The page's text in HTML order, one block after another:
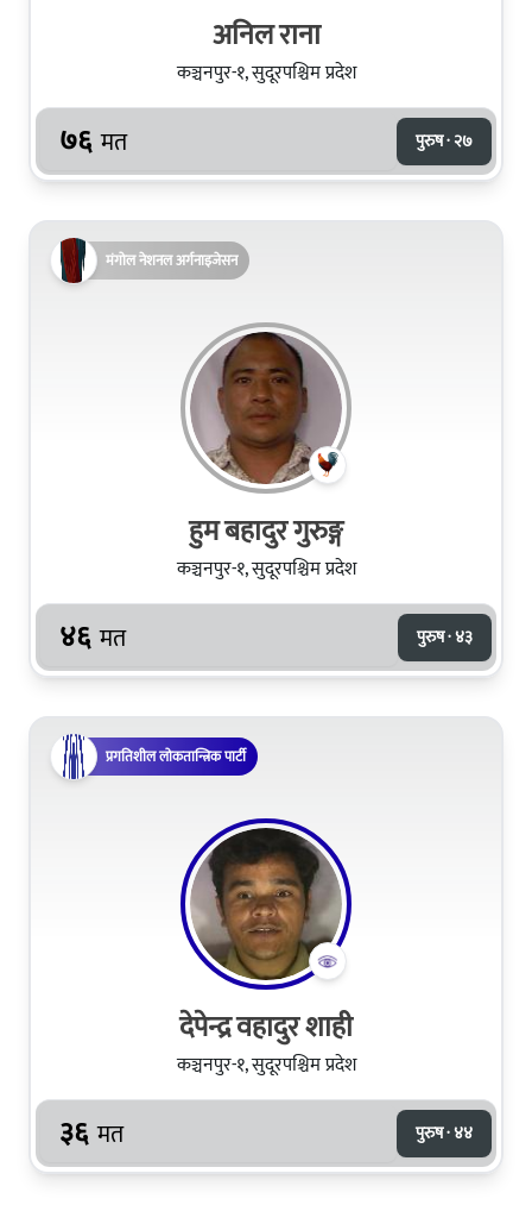
अनिल राना
कञ्चनपुर-१, सुदूरपश्चिम प्रदेश
७६ मत पुरुष · २७
मंगोल नेशनल अर्गनाइजेसन
हुम बहादुर गुरुङ्ग
कञ्चनपुर-१, सुदूरपश्चिम प्रदेश
४६ मत पुरुष · ४३
प्रगतिशील लोकतान्त्रिक पार्टी
देपेन्द्र वहादुर शाही
कञ्चनपुर-१, सुदूरपश्चिम प्रदेश
३६ मत पुरुष · ४४